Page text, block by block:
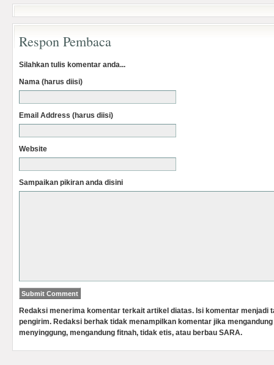
Respon Pembaca
Silahkan tulis komentar anda...
Nama (harus diisi)
Email Address (harus diisi)
Website
Sampaikan pikiran anda disini
Redaksi menerima komentar terkait artikel diatas. Isi komentar menjadi
pengirim. Redaksi berhak tidak menampilkan komentar jika
menyinggung, mengandung fitnah, tidak etis, atau berbau SARA.